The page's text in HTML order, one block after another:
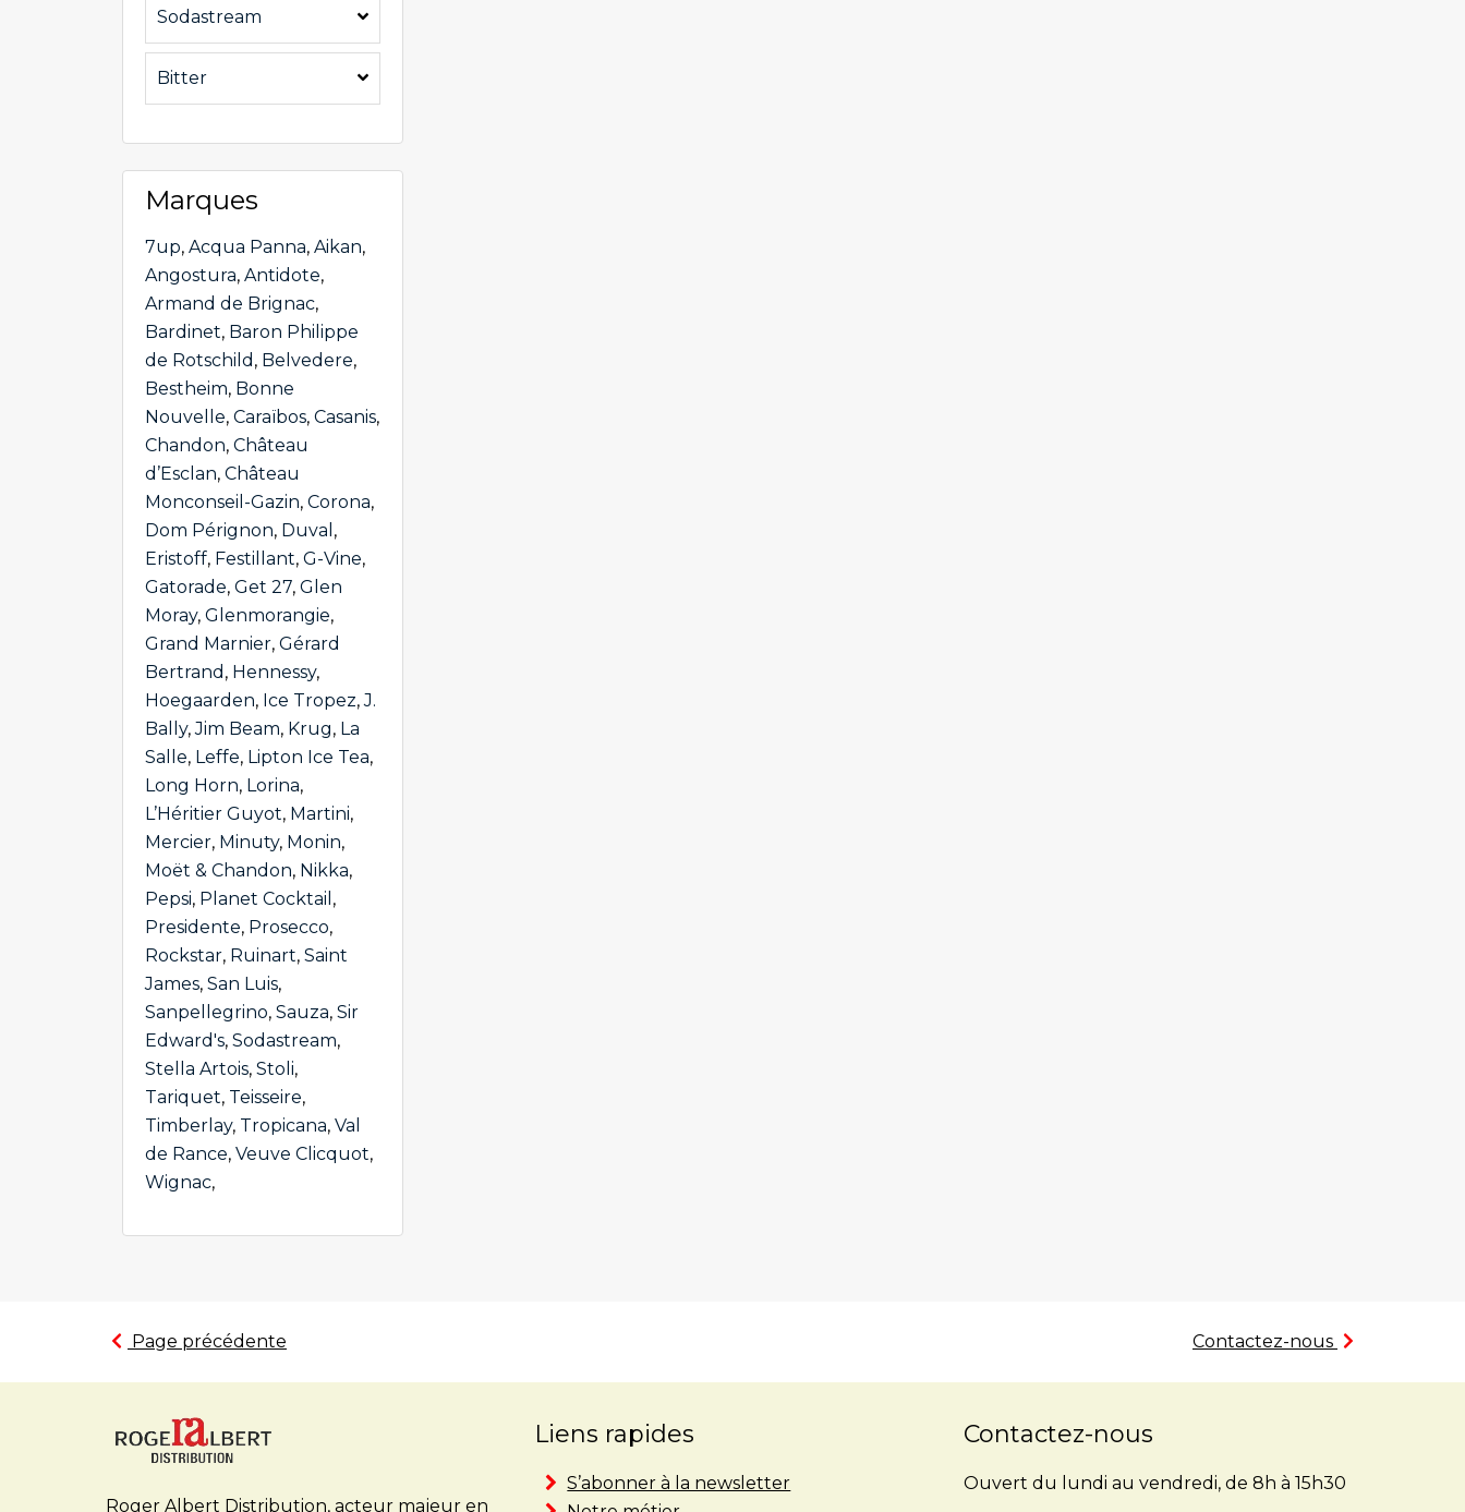
Sodastream
Bitter
Marques
7up, Acqua Panna, Aikan,
Angostura, Antidote,
Armand de Brignac,
Bardinet, Baron Philippe
de Rotschild , Belvedere,
Bestheim, Bonne
Nouvelle, Caraïbos, Casanis,
Chandon, Château
d’Esclan, Château
Monconseil-Gazin, Corona,
Dom Pérignon, Duval ,
Eristoff, Festillant, G-Vine,
Gatorade, Get 27, Glen
Moray, Glenmorangie,
Grand Marnier, Gérard
Bertrand , Hennessy,
Hoegaarden, Ice Tropez,J.
Bally,Jim Beam, Krug, La
Salle, Leffe, Lipton Ice Tea,
Long Horn, Lorina,
L’Héritier Guyot, Martini,
Mercier, Minuty, Monin,
Moët & Chandon, Nikka,
Pepsi, Planet Cocktail ,
Presidente, Prosecco,
Rockstar, Ruinart, Saint
James, San Luis,
Sanpellegrino, Sauza, Sir
Edward's, Sodastream,
Stella Artois, Stoli,
Tariquet, Teisseire,
Timberlay, Tropicana, Val
de Rance, Veuve Clicquot,
Wignac,
Page précédente Contactez-nous
Roger Albert Distribution, acteur majeur en
Liens rapides
S’abonner à la newsletter
Contactez-nous
Ouvert du lundi au vendredi, de 8h à 15h30